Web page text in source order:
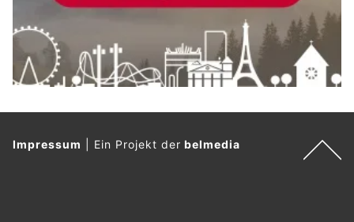
Impressum Ein Projekt derbelmedia